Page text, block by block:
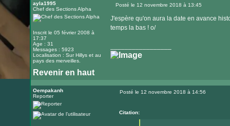
ayla1995
Chef des Sections Alpha
Inscrit le 05 février 2008 à
17:37
Age : 31
Messages : 5923
Localisation : Sur Hillys et au
pays des merveilles.
Posté le 12 novembre 2018 à 13:45
J'espère qu'on aura la date en avance
temps la bas ! o/
Revenir en haut
le
Oempakanh
Reporter
Posté le 12 novembre 2018 à 14:56
Citation: